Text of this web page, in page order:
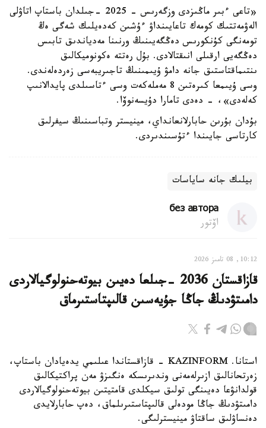
«تاعى ءبىر ماڭىزدى وزگەرىس - 2025 -جىلدان باستاپ اتاۋلى
الەۋمەتتىك كومەك تاعايىنداۋ ءۇشىن كەدەيلىك شەگى ەڭ
تومەنگى كۇنكورىس دەڭگەيىنىڭ ورنىنا مەدياندىق تابىس
دەڭگەيى ارقىلى انىقتالادى. بۇل رەتتە ەكونوميكالىق
ىنتىماقتاستىق جانە دامۋ ۇيىمىنىڭ تاجىريبەسى زەردەلەندى.
وسى ۇيىمعا كىرەتىن 8 مەملەكەت وسى ءتاسىلدى پايدالانىپ
كەلەدى»، - دەدى تامارا دۇيسەنوۆا.
بۇدان بۇرىن حابارلانعانداي، مينيستر وتباسىنىڭ سيفرلىق
كارتاسى جايىندا ءتۇسىندىردى.
بيلىك جانە ساياسات
без автора
اۆتور
10:12, 08 تامىز 2026
قازاقستان 2036 -جىلعا دەيىن بيوتەحنولوگيالاردى
دامىتۋدىڭ جاڭا جۇيەسىن قالىپتاستىرماق
استانا. KAZINFORM - قازاقستاندا عىلىمي يدەيادان باستاپ،
زەرتحانالىق ازىرلەمەنى وندىرىسكە ەنگىزۋ مەن پراكتيكالىق
قولدانۋعا دەيىنگى تولىق سيكلدى قامتيتىن بيوتەحنولوگيالاردى
دامىتۋدىڭ جاڭا مودەلى قالىپتاستىرىلماق، دەپ حابارلايدى
دەنساۋلىق ساقتاۋ مينيسترلىگى.